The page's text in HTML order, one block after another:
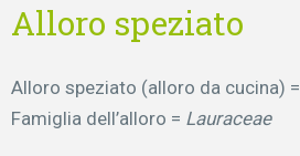
Alloro speziato
Alloro speziato (alloro da cucina) =
Famiglia dell’alloro = Lauraceae